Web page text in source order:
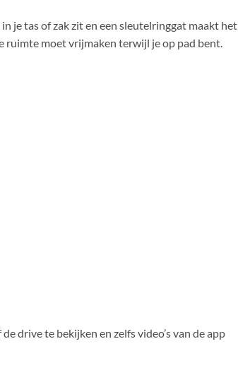
je tas of zak zit en een sleutelringgat maakt het
ruimte moet vrijmaken terwijl je op pad bent.
drive te bekijken en zelfs video’s van de app